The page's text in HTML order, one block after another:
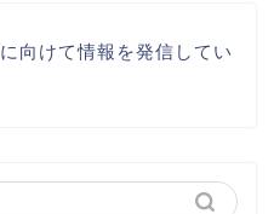
向けて情報を発信してい